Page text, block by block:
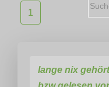
1
lange nix